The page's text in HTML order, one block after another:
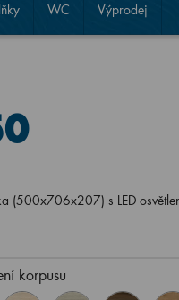
WC Výprodej
(500x706x207) s LED
korpusu